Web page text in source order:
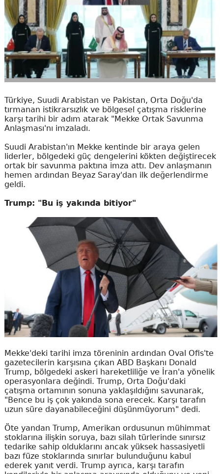
Türkiye, Suudi Arabistan ve Pakistan, Orta Doğu'da
tırmanan istikrarsızlık ve bölgesel çatışma risklerine
karşı tarihi bir adım atarak "Mekke Ortak Savunma
Anlaşması'nı imzaladı.
Suudi Arabistan'ın Mekke kentinde bir araya gelen
liderler, bölgedeki güç dengelerini kökten değiştirecek
ortak bir savunma paktına imza attı. Dev anlaşmanın
hemen ardından Beyaz Saray'dan ilk değerlendirme
geldi.
Trump: "Bu iş yakında bitiyor"
Mekke'deki tarihi imza töreninin ardından Oval Ofis'te
gazetecilerin karşısına çıkan ABD Başkanı Donald
Trump, bölgedeki askeri hareketliliğe ve İran'a yönelik
operasyonlara değindi. Trump, Orta Doğu'daki
çatışma ortamının sonuna yaklaşıldığını savunarak,
"Bence bu iş çok yakında sona erecek. Karşı tarafın
uzun süre dayanabileceğini düşünmüyorum" dedi.
Öte yandan Trump, Amerikan ordusunun mühimmat
stoklarına ilişkin soruya, bazı silah türlerinde sınırsız
tedarike sahip olduklarını ancak yüksek hassasiyetli
bazı füze stoklarında sınırlar bulunduğunu kabul
ederek yanıt verdi. Trump ayrıca, karşı tarafın